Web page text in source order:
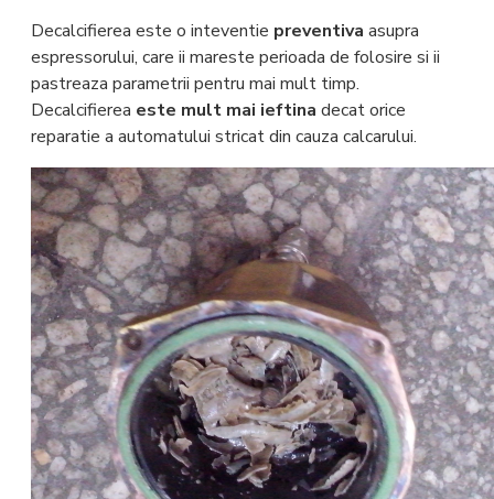
Decalcifierea este o inteventie preventiva asupra
espressorului, care ii mareste perioada de folosire si ii
pastreaza parametrii pentru mai mult timp.
Decalcifierea este mult mai ieftina decat orice
reparatie a automatului stricat din cauza calcarului.